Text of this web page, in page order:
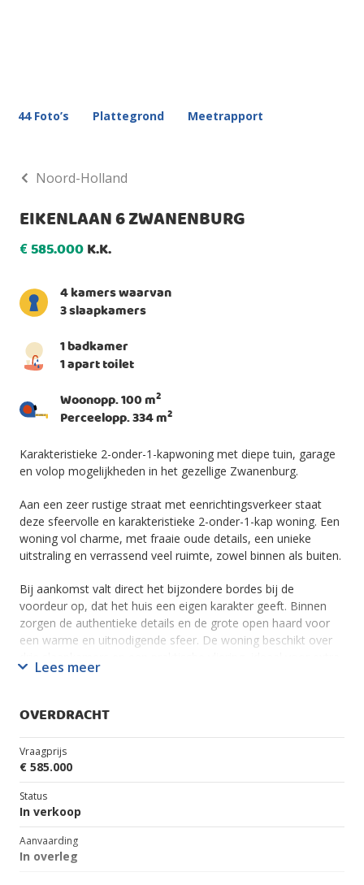
44 Foto’s Plattegrond Meetrapport
Noord-Holland
EIKENLAAN 6 ZWANENBURG
€585.000K.K.
4 kamers waarvan
3 slaapkamers
1 badkamer
1 apart toilet
Woonopp. 100 m2
Perceelopp. 334 m2
Karakteristieke 2-onder-1-kapwoning met diepe tuin, garage
en volop mogelijkheden in het gezellige Zwanenburg.
Aan een zeer rustige straat met eenrichtingsverkeer staat
deze sfeervolle en karakteristieke 2-onder-1-kap woning. Een
woning vol charme, met fraaie oude details, een unieke
uitstraling en verrassend veel ruimte, zowel binnen als buiten.
Bij aankomst valt direct het bijzondere bordes bij de
voordeur op, dat het huis een eigen karakter geeft. Binnen
zorgen de authentieke details en de grote open haard voor
een warme en uitnodigende sfeer. De woning beschikt over
bergruimte.
dankzij de grote raampartijen en vormt het warme hart van
op de indrukwekkende achtertuin van maar liefst 23 meter
diep. De tuin biedt volop privacy en tal van mogelijkheden
uw eigen buitenwensen. Er is een gezellig terras gesitueerd
onder de 50 jaar oude, volop dragende, druivenranken. U
waant zich zó in Frankrijk.
Daarnaast beschikt de woning over een schuur én een
garage, beide voorzien van gas, water en elektra. Hierdoor
Lees meer
OVERDRACHT
Vraagprijs
€ 585.000
Status
In verkoop
Aanvaarding
In overleg